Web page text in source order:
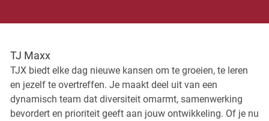
TJ Maxx
TJX biedt elke dag nieuwe kansen om te groeien, te leren
en jezelf te overtreffen. Je maakt deel uit van een
dynamisch team dat diversiteit omarmt, samenwerking
bevordert en prioriteit geeft aan jouw ontwikkeling. Of je nu